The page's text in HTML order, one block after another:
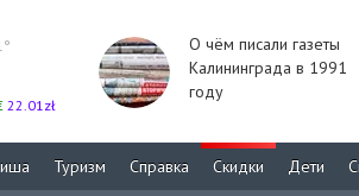
22.01zł
О чём писали газеты
Калининграда в 1991
году
Туризм Справка Скидки Дети